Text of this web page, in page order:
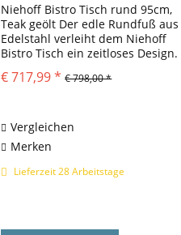
Niehoff Bistro Tisch rund 95cm,
Teak geölt Der edle Rundfuß aus
Edelstahl verleiht dem Niehoff
Bistro Tisch ein zeitloses Design.
Die schlichte, rechteckige Platte
aus massivem Teakholz
€ 717,99 * € 798,00 *
Vergleichen
Merken
Lieferzeit 28 Arbeitstage